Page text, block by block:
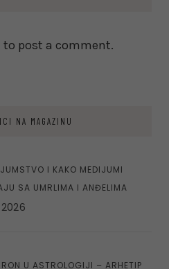
to post a comment.
NA MAGAZINU
I KAKO MEDIJUMI
SA UMRLIMA I ANĐELIMA
U ASTROLOGIJI – ARHETIP